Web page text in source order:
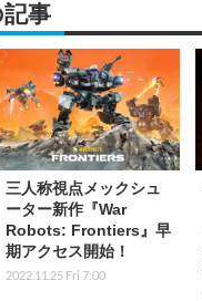
事
三人称視点メックシュ
ーター新作『War
Robots: Frontiers』早
期アクセス開始！
2022.11.25 Fri 7:00